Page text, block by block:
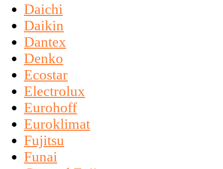
Daichi
Daikin
Dantex
Denko
Ecostar
Electrolux
Eurohoff
Euroklimat
Fujitsu
Funai